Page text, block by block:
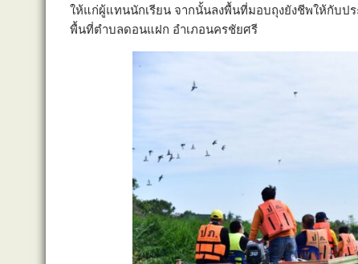
ให้แก่ผู้แทนนักเรียน จากนั้นลงพื้นที่มอบถุงยังชีพให้กับ
พื้นที่ตำบลดอนแฝก อำเภอนครชัยศรี